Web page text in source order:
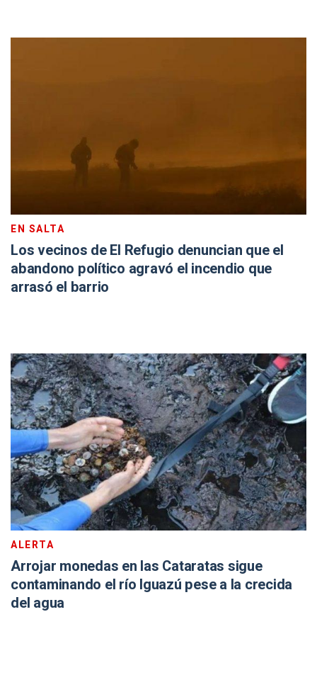
EN SALTA
Los vecinos de El Refugio denuncian que el
abandono político agravó el incendio que
arrasó el barrio
ALERTA
Arrojar monedas en las Cataratas sigue
contaminando el río Iguazú pese a la crecida
del agua